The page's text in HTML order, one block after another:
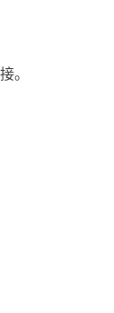
。